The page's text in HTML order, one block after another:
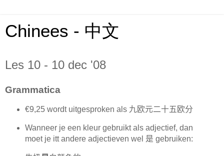
Chinees - 中文
Les 10 - 10 dec '08
Grammatica
€9,25 wordt uitgesproken als 九欧元二十五欧分
Wanneer je een kleur gebruikt als adjectief, dan
moet je itt andere adjectieven wel 是 gebruiken: